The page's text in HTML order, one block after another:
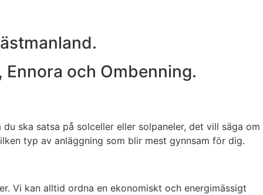
och Ombenning.
ska satsa på solceller eller solpaneler, det vill säga om
typ av anläggning som blir mest gynnsam för dig.
Vi kan alltid ordna en ekonomiskt och energimässigt